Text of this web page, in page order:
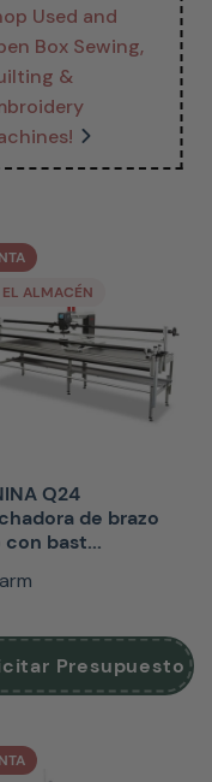
Used and
Box Sewing,
&
EL ALMACÉN
Q24
de brazo
con bast...
Presupuesto